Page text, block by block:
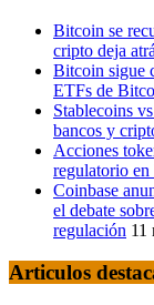
Bitcoin se
cripto deja
Bitcoin sigue
ETFs de
Stablecoins
bancos y
Acciones
regulatorio
Coinbase
el debate
regulación 11
Articulos